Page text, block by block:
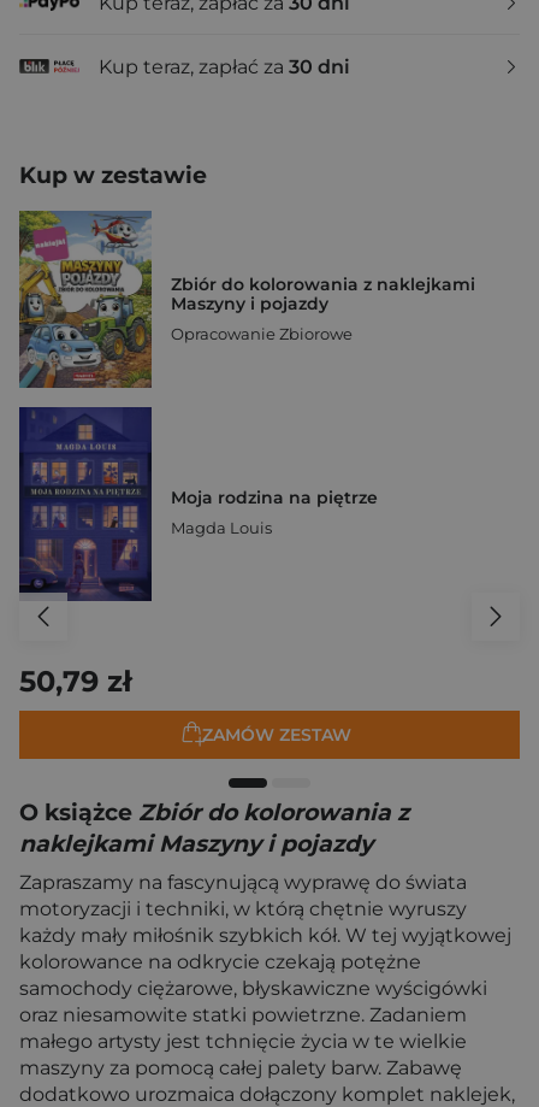
Kup teraz, zapłać za 30 dni
Kup w zestawie
Zbiór do kolorowania z naklejkami
Maszyny i pojazdy
Opracowanie Zbiorowe
Moja rodzina na piętrze
Magda Louis
50,79 zł
ZAMÓW ZESTAW
O książce Zbiór do kolorowania z
naklejkami Maszyny i pojazdy
Zapraszamy na fascynującą wyprawę do świata
motoryzacji i techniki, w którą chętnie wyruszy
każdy mały miłośnik szybkich kół. W tej wyjątkowej
kolorowance na odkrycie czekają potężne
samochody ciężarowe, błyskawiczne wyścigówki
oraz niesamowite statki powietrzne. Zadaniem
małego artysty jest tchnięcie życia w te wielkie
maszyny za pomocą całej palety barw. Zabawę
dodatkowo urozmaica dołączony komplet naklejek,